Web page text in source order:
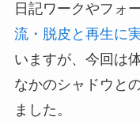
日記ワークやフォ
流・脱皮と再生に
いますが、今回は
なかのシャドウと
ました。